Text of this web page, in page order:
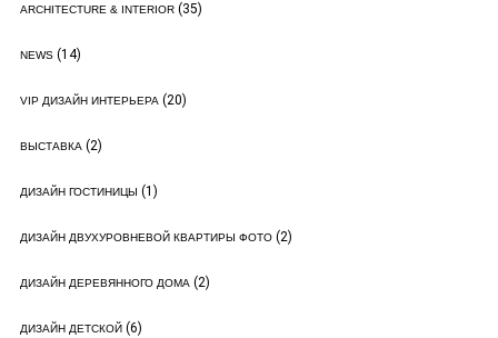
ARCHITECTURE & INTERIOR(35)
NEWS(14)
VIP ДИЗАЙН ИНТЕРЬЕРА(20)
ВЫСТАВКА(2)
ДИЗАЙН ГОСТИНИЦЫ (1)
ДИЗАЙН ДВУХУРОВНЕВОЙ КВАРТИРЫ ФОТО(2)
ДИЗАЙН ДЕРЕВЯННОГО ДОМА(2)
ДИЗАЙН ДЕТСКОЙ(6)